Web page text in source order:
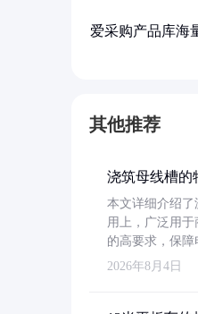
爱采购产品库海
其他推荐
浇筑母线槽的
本文详细介绍
用上，广泛用
的高要求，保障
2026年8月4日